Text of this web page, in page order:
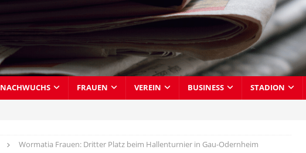
NACHWUCHS FRAUEN VEREIN BUSINESS STADION
Wormatia Frauen: Dritter Platz beim Hallenturnier in Gau-Odernheim